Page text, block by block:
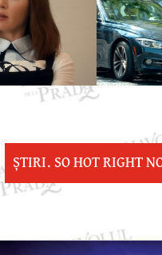
ȘTIRI. SO HOT RIGHT